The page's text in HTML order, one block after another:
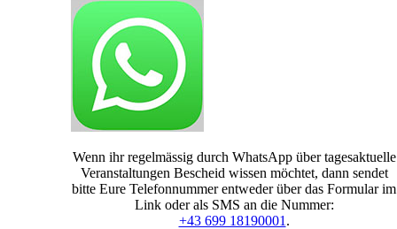
Wenn ihr regelmässig durch WhatsApp über tagesaktuelle
Veranstaltungen Bescheid wissen möchtet, dann sendet
bitte Eure Telefonnummer entweder über das Formular im
Link oder als SMS an die Nummer:
+43 699 18190001 .